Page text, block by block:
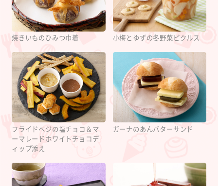
焼きいものひみつ巾着 小梅とゆずの冬野菜ピクルス
フライドベジの塩チョコ＆マ
ーマレードホワイトチョコデ
ィップ添え
ガーナのあんバターサンド